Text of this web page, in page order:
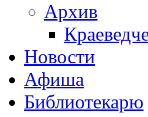
Архив
Новости
Афиша
Библиотекарю